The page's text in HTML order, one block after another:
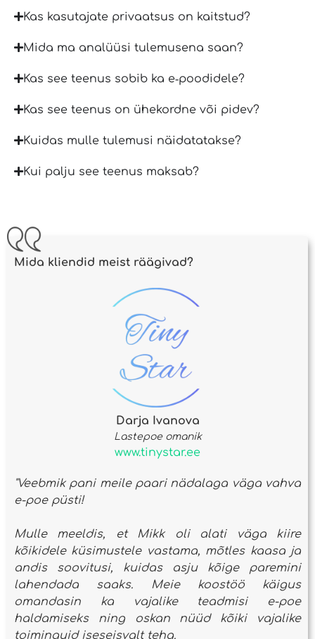
Kas kasutajate privaatsus on kaitstud?
Mida ma analüüsi tulemusena saan?
Kas see teenus sobib ka e‑poodidele?
Kas see teenus on ühekordne või pidev?
Kuidas mulle tulemusi näidatatakse?
Kui palju see teenus maksab?
Mida kliendid meist räägivad?
Darja Ivanova
Lastepoe omanik
www.tinystar.ee
"Veebmik pani meile paari nädalaga väga vahva
e-poe püsti!
Mulle meeldis, et Mikk oli alati väga kiire
kõikidele küsimustele vastama, mõtles kaasa ja
andis soovitusi, kuidas asju kõige paremini
lahendada saaks. Meie koostöö käigus
omandasin ka vajalike teadmisi e-poe
haldamiseks ning oskan nüüd kõiki vajalike
toiminguid iseseisvalt teha.